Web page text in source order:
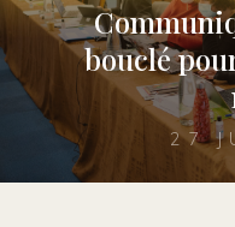
bouclé
27